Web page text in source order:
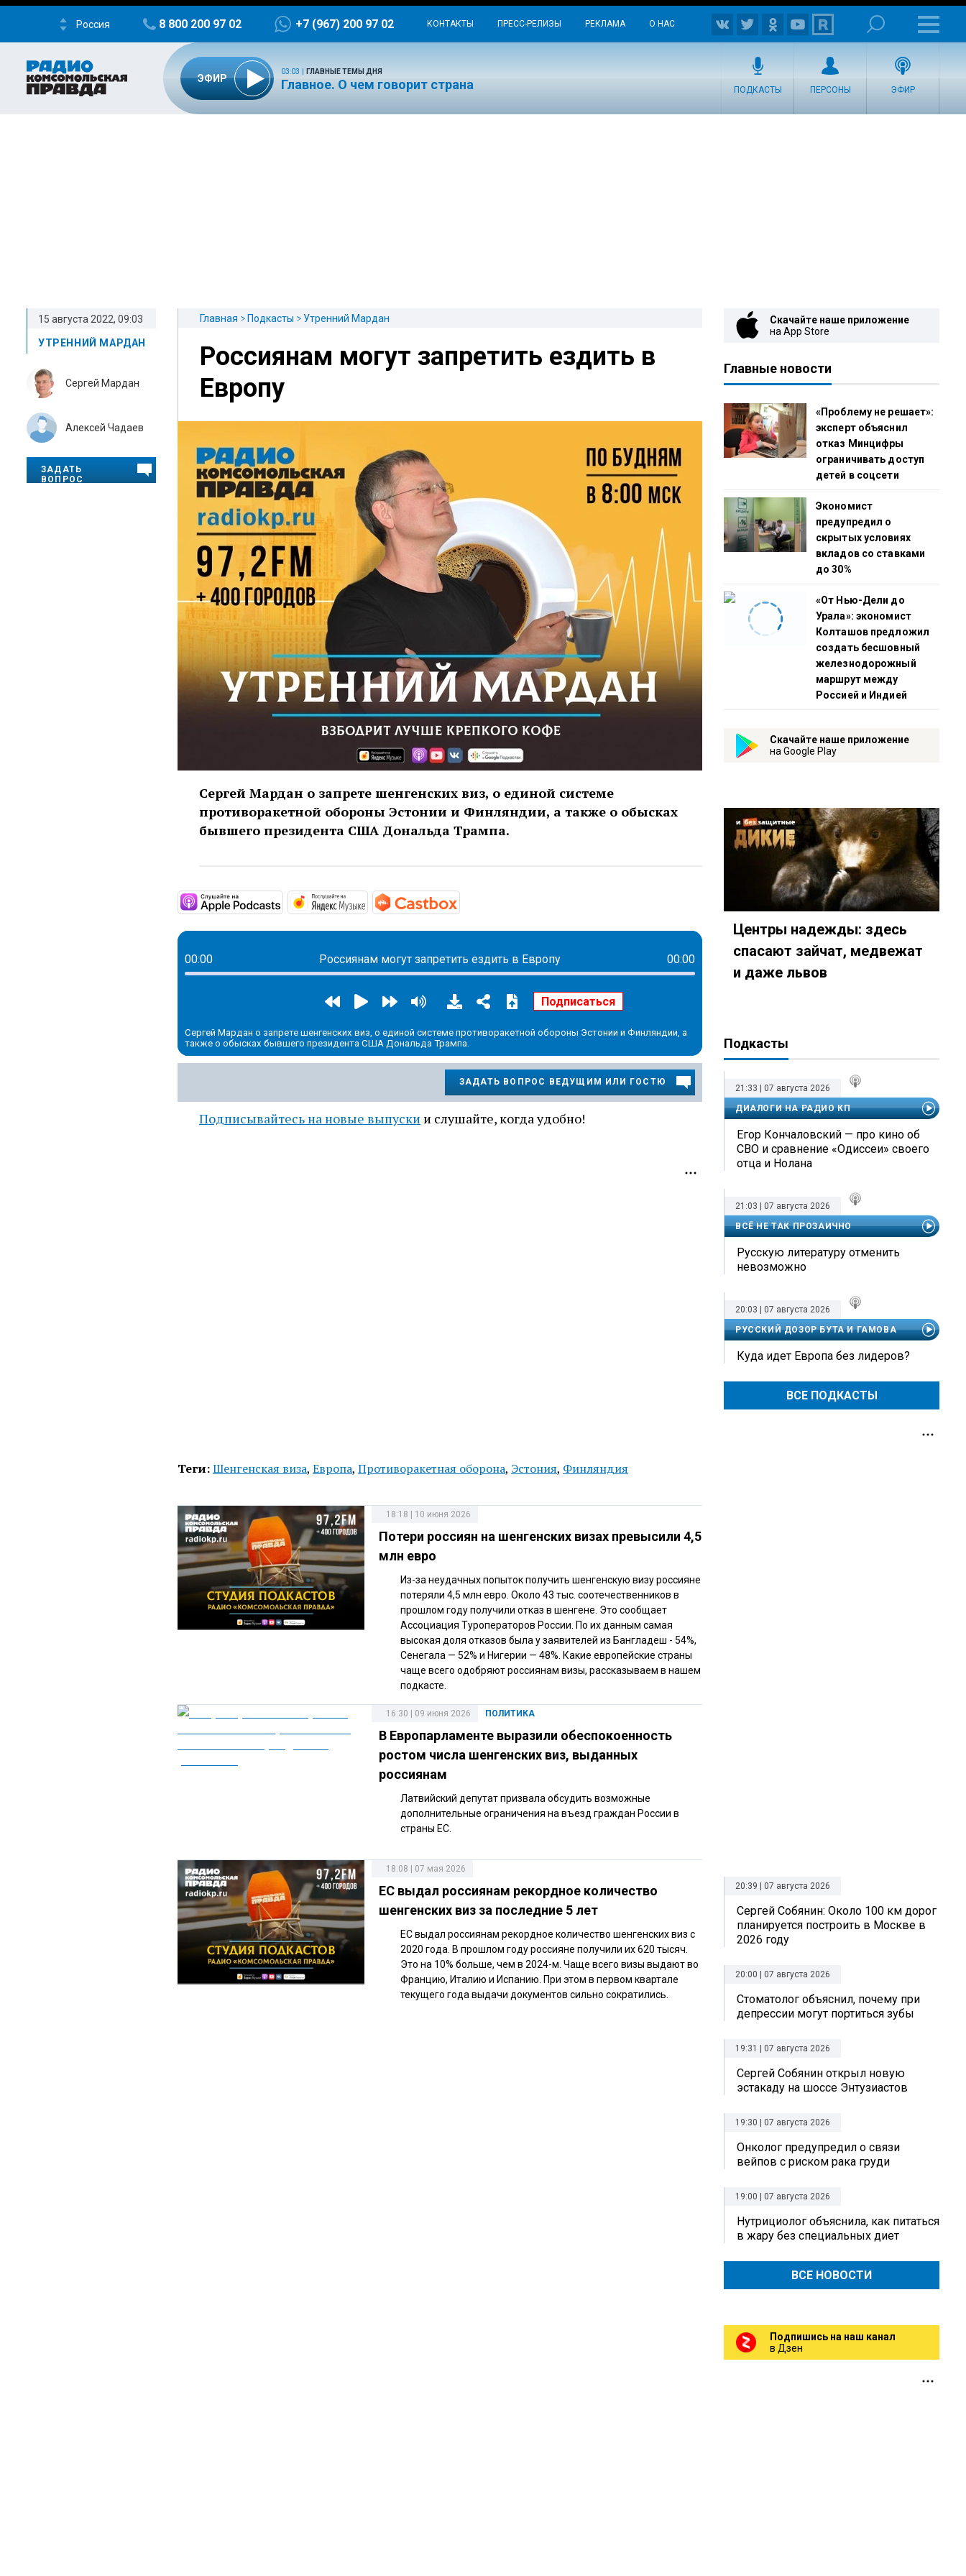
Россия 8 800 200 97 02 +7 (967) 200 97 02 КОНТАКТЫ ПРЕСС-РЕЛИЗЫ РЕКЛАМА О НАС
ЭФИР
03:03 ГЛАВНЫЕ ТЕМЫ ДНЯ
Главное. О чем говорит страна ПОДКАСТЫ ПЕРСОНЫ ЭФИР
Главная Подкасты Утренний Мардан
Россиянам могут запретить ездить в
Европу
Сергей Мардан о запрете шенгенских виз, о единой системе
противоракетной обороны Эстонии и Финляндии, а также о обысках
бывшего президента США Дональда Трампа.
https://podcasts.apple.com/ru/podcast/вечерний-диван/id1495952264?mt=2&amp;app=…
https://music.yandex.ru/album/9703548
00:00 Россиянам могут запретить ездить в Европу 00:00
Сергей Мардан о запрете шенгенских виз, о единой системе противоракетной обороны Эстонии и Финляндии, а
также о обысках бывшего президента США Дональда Трампа.
ЗАДАТЬ ВОПРОС ВЕДУЩИМ ИЛИ ГОСТЮ
Подписывайтесь на новые выпускии слушайте, когда удобно!
15 августа 2022, 09:03
УТРЕННИЙ МАРДАН
Сергей Мардан
Алексей Чадаев
ЗАДАТЬ
ВОПРОС
Теги: Шенгенская виза, Европа, Противоракетная оборона, Эстония, Финляндия
18:18 | 10 июня 2026
Потери россиян на шенгенских визах превысили 4,5
млн евро
Из-за неудачных попыток получить шенгенскую визу россияне
потеряли 4,5 млн евро. Около 43 тыс. соотечественников в
прошлом году получили отказ в шенгене. Это сообщает
Ассоциация Туроператоров России. По их данным самая
высокая доля отказов была у заявителей из Бангладеш - 54%,
Сенегала — 52% и Нигерии — 48%. Какие европейские страны
чаще всего одобряют россиянам визы, рассказываем в нашем
подкасте.
ПОЛИТИКА
16:30 | 09 июня 2026
В Европарламенте выразили обеспокоенность
ростом числа шенгенских виз, выданных
россиянам
Латвийский депутат призвала обсудить возможные
дополнительные ограничения на въезд граждан России в
страны ЕС.
18:08 | 07 мая 2026
ЕС выдал россиянам рекордное количество
шенгенских виз за последние 5 лет
ЕС выдал россиянам рекордное количество шенгенских виз с
2020 года. В прошлом году россияне получили их 620 тысяч.
Это на 10% больше, чем в 2024-м. Чаще всего визы выдают во
Францию, Италию и Испанию. При этом в первом квартале
текущего года выдачи документов сильно сократились.
Скачайте наше приложение
на App Store
Главные новости
«Проблему не решает»:
эксперт объяснил
отказ Минцифры
ограничивать доступ
детей в соцсети
Экономист
предупредил о
скрытых условиях
вкладов со ставками
до 30%
«От Нью-Дели до
Урала»: экономист
Колташов предложил
создать бесшовный
железнодорожный
маршрут между
Россией и Индией
Скачайте наше приложение
на Google Play
Центры надежды: здесь
спасают зайчат, медвежат
и даже львов
Подкасты
21:33 | 07 августа 2026
ДИАЛОГИ НА РАДИО КП
Егор Кончаловский — про кино об
СВО и сравнение «Одиссеи» своего
отца и Нолана
21:03 | 07 августа 2026
ВСЁ НЕ ТАК ПРОЗАИЧНО
Русскую литературу отменить
невозможно
20:03 | 07 августа 2026
РУССКИЙ ДОЗОР БУТА И ГАМОВА
Куда идет Европа без лидеров?
ВСЕ ПОДКАСТЫ
20:39 | 07 августа 2026
Сергей Собянин: Около 100 км дорог
планируется построить в Москве в
2026 году
20:00 | 07 августа 2026
Стоматолог объяснил, почему при
депрессии могут портиться зубы
19:31 | 07 августа 2026
Сергей Собянин открыл новую
эстакаду на шоссе Энтузиастов
19:30 | 07 августа 2026
Онколог предупредил о связи
вейпов с риском рака груди
19:00 | 07 августа 2026
Нутрициолог объяснила, как питаться
в жару без специальных диет
ВСЕ НОВОСТИ
Подпишись на наш канал
в Дзен